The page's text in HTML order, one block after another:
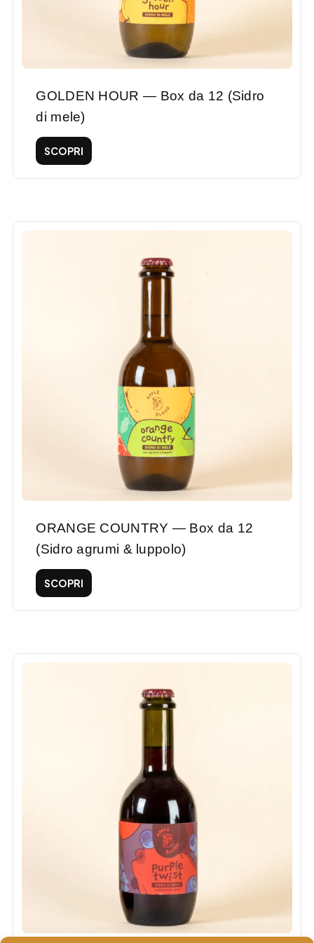
GOLDEN HOUR — Box da 12 (Sidro
di mele)
SCOPRI
ORANGE COUNTRY — Box da 12
(Sidro agrumi & luppolo)
SCOPRI